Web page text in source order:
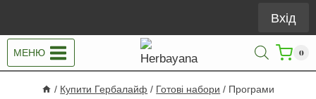
вмісту
Вхід
МЕНЮ 0
/ Купити Гербалайф / Готові набори / Програми